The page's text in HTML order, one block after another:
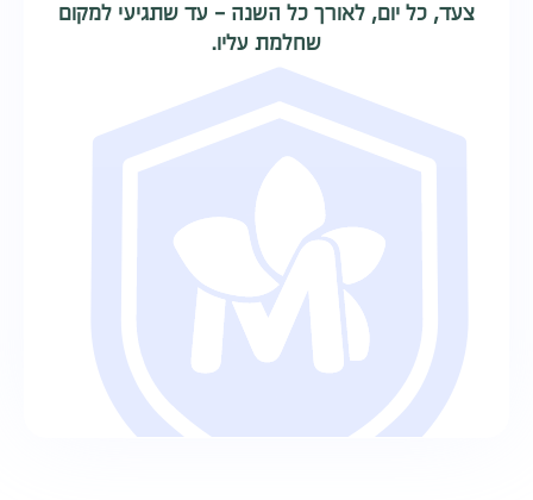
צעד, כל יום, לאורך כל השנה - עד שתגיעי למקום
שחלמת עליו.